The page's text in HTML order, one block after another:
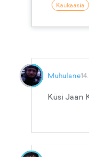
Kaukaasia
Muhulane
Küsi Jaan